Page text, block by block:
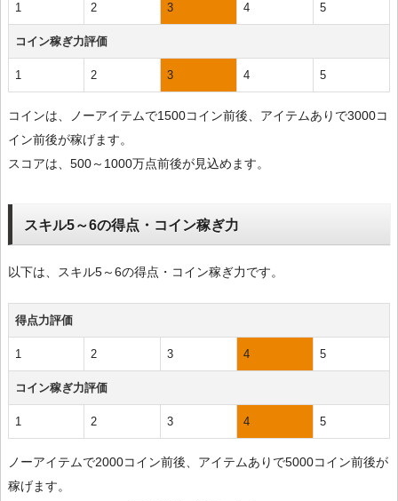
1 2 3 4 5
コイン稼ぎ力評価
1 2 3 4 5
コインは、ノーアイテムで1500コイン前後、アイテムありで3000コ
イン前後が稼げます。
スコアは、500～1000万点前後が見込めます。
スキル5～6の得点・コイン稼ぎ力
以下は、スキル5～6の得点・コイン稼ぎ力です。
得点力評価
1 2 3 4 5
コイン稼ぎ力評価
1 2 3 4 5
ノーアイテムで2000コイン前後、アイテムありで5000コイン前後が
稼げます。